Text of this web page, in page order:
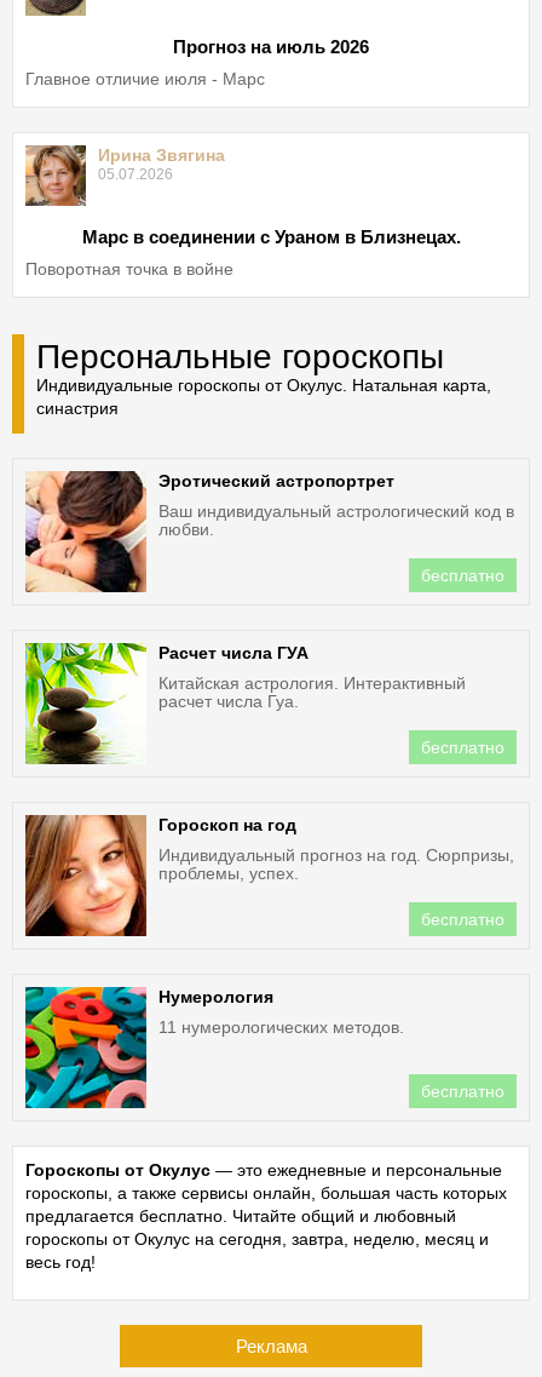
Прогноз на июль 2026
Главное отличие июля - Марс
Ирина Звягина
05.07.2026
Марс в соединении с Ураном в Близнецах.
Поворотная точка в войне
Персональные гороскопы
Индивидуальные гороскопы от Окулус. Натальная карта,
синастрия
Эротический астропортрет
Ваш индивидуальный астрологический код в
любви.
бесплатно
Расчет числа ГУА
Китайская астрология. Интерактивный
расчет числа Гуа.
бесплатно
Гороскоп на год
Индивидуальный прогноз на год. Сюрпризы,
проблемы, успех.
бесплатно
Нумерология
11 нумерологических методов.
бесплатно
Гороскопы от Окулус — это ежедневные и персональные
гороскопы, а также сервисы онлайн, большая часть которых
предлагается бесплатно. Читайте общий и любовный
гороскопы от Окулус на сегодня, завтра, неделю, месяц и
весь год!
Реклама